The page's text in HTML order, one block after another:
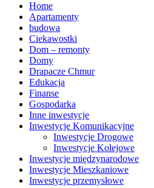
Home
Apartamenty
budowa
Ciekawostki
Dom – remonty
Domy
Drapacze Chmur
Edukacja
Finanse
Gospodarka
Inne inwestycje
Inwestycje Komunikacyjne
Inwestycje Drogowe
Inwestycje Kolejowe
Inwestycje międzynarodowe
Inwestycje Mieszkaniowe
Inwestycje przemysłowe